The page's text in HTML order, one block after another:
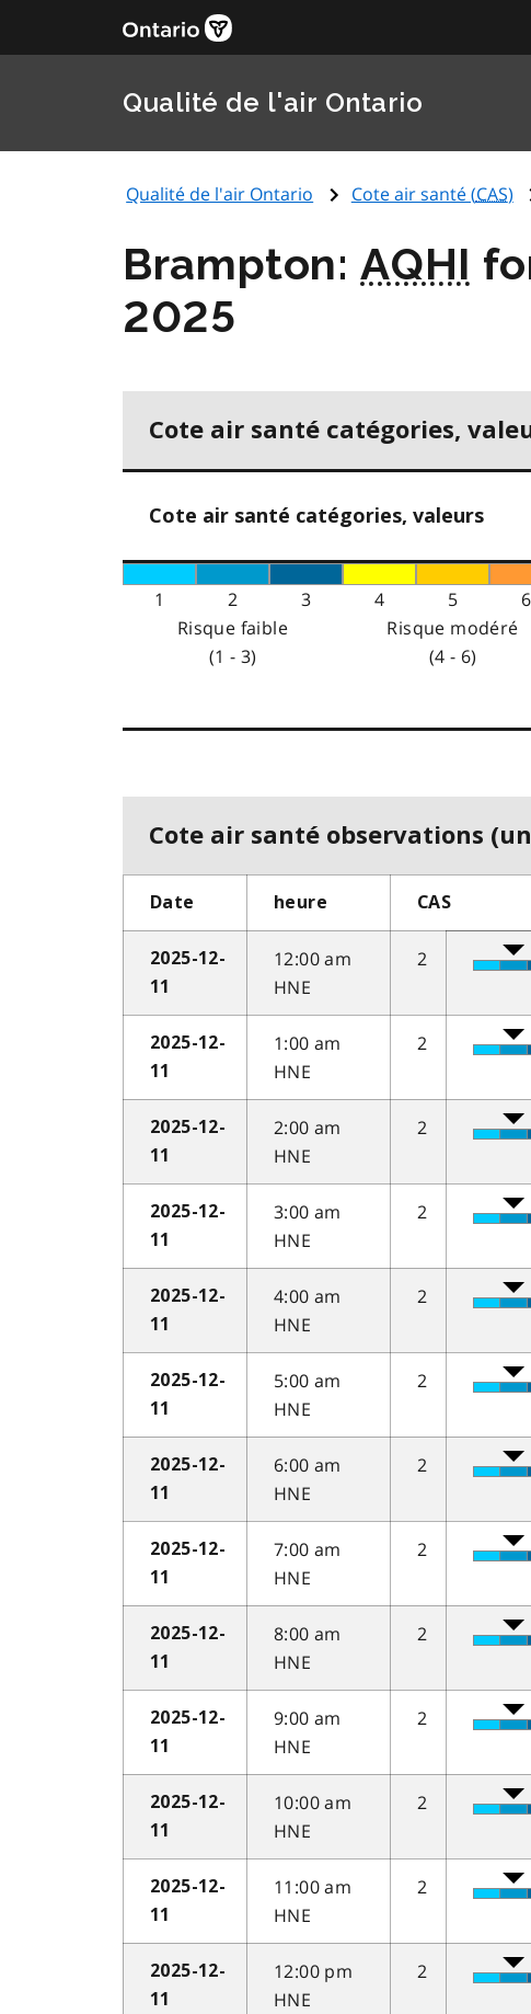
Qualité de l'air Ontario
Qualité de l'air Ontario Cote air santé (CAS)
Brampton:AQHI
2025
Cote air santé catégories,
Cote air santé catégories, valeurs
1 2 3 4 5 6
Risque faible
(1 - 3)
Risque modéré
(4 - 6)
Cote air santé observations
Date heure CAS
2025-12-
11
12:00 am
HNE
2
2025-12-
11
1:00 am
HNE
2
2025-12-
11
2:00 am
HNE
2
2025-12-
11
3:00 am
HNE
2
2025-12-
11
4:00 am
HNE
2
2025-12-
11
5:00 am
HNE
2
2025-12-
11
6:00 am
HNE
2
2025-12-
11
7:00 am
HNE
2
2025-12-
11
8:00 am
HNE
2
2025-12-
11
9:00 am
HNE
2
2025-12-
11
10:00 am
HNE
2
2025-12-
11
11:00 am
HNE
2
2025-12-
11
12:00 pm
HNE
2